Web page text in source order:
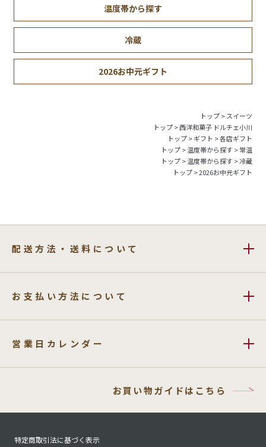
温度帯から探す
冷蔵
2026お中元ギフト
トップ> スイーツ
トップ>西洋和菓子 ドルチェ小川
トップ>ギフト >各店ギフト
トップ>温度帯から探す >常温
トップ>温度帯から探す >冷蔵
トップ>2026お中元ギフト
配送方法・送料について
お支払い方法について
営業日カレンダー
お買い物ガイドはこちら
特定商取引法に基づく表示